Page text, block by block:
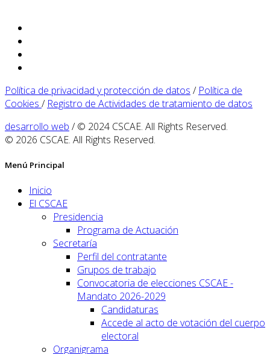
Política de privacidad y protección de datos / Política de
Cookies / Registro de Actividades de tratamiento de datos
desarrollo web / © 2024 CSCAE. All Rights Reserved.
© 2026 CSCAE. All Rights Reserved.
Menú Principal
Inicio
El CSCAE
Presidencia
Programa de Actuación
Secretaría
Perfil del contratante
Grupos de trabajo
Convocatoria de elecciones CSCAE -
Mandato 2026-2029
Candidaturas
Accede al acto de votación del cuerpo
electoral
Organigrama